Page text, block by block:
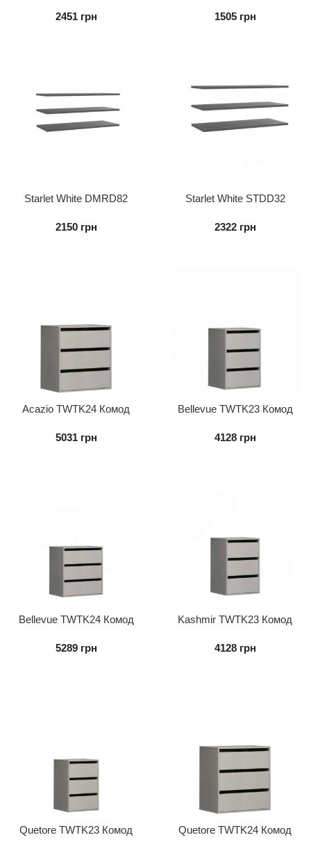
2451 грн
1505 грн
Starlet White DMRD82
2150 грн
Starlet White STDD32
2322 грн
Acazio TWTK24 Комод
5031 грн
Bellevue TWTK23 Комод
4128 грн
Bellevue TWTK24 Комод
5289 грн
Kashmir TWTK23 Комод
4128 грн
Quetore TWTK23 Комод
Quetore TWTK24 Комод